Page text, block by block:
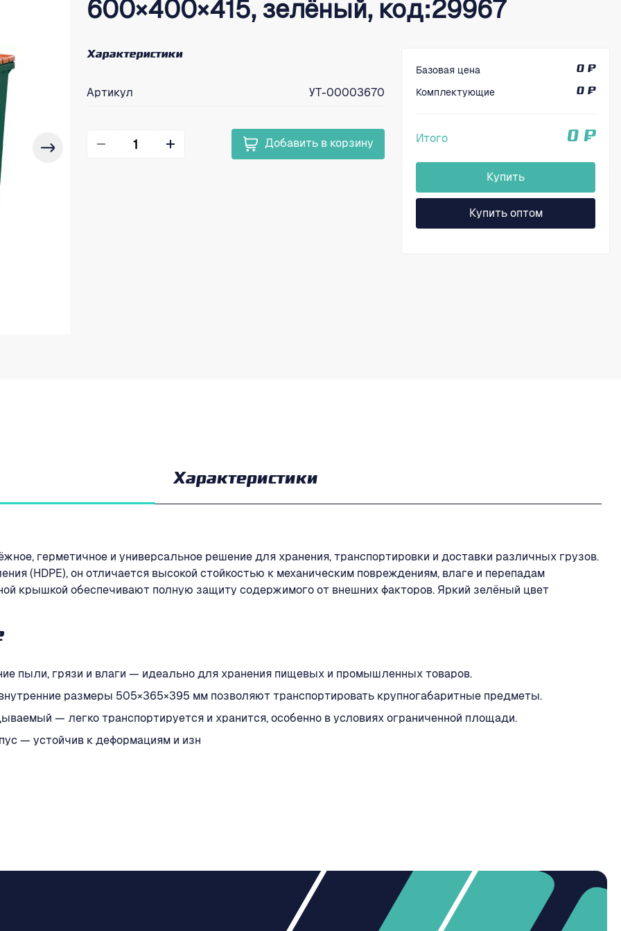
600×400×415, зелёный, код:29967
Характеристики
Артикул УТ-00003670
Добавить в корзину
Базовая цена
0 ₽
Комплектующие
0 ₽
Итого 0 ₽
Купить
Купить оптом
Характеристики
герметичное и универсальное решение для хранения, транспортировки и доставки различных грузов.
(HDPE), он отличается высокой стойкостью к механическим повреждениям, влаге и перепадам
крышкой обеспечивают полную защиту содержимого от внешних факторов. Яркий зелёный цвет
пыли, грязи и влаги — идеально для хранения пищевых и промышленных товаров.
размеры 505×365×395 мм позволяют транспортировать крупногабаритные предметы.
— легко транспортируется и хранится, особенно в условиях ограниченной площади.
— устойчив к деформациям и изн